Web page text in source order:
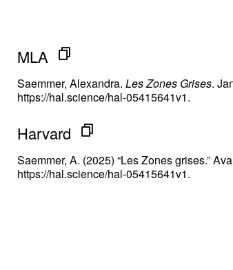
MLA
Saemmer, Alexandra. Les Zones Grises.
https://hal.science/hal-05415641v1.
Harvard
Saemmer, A. (2025) “Les Zones grises.”
https://hal.science/hal-05415641v1.